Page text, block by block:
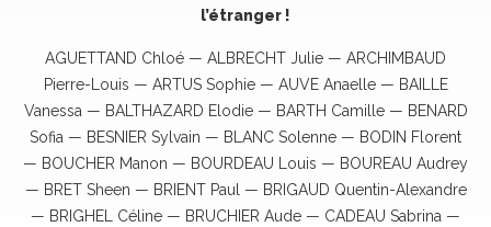
l’étranger !
AGUETTAND Chloé — ALBRECHT Julie — ARCHIMBAUD
Pierre-Louis — ARTUS Sophie — AUVE Anaelle — BAILLE
Vanessa — BALTHAZARD Elodie — BARTH Camille — BENARD
Sofia — BESNIER Sylvain — BLANC Solenne — BODIN Florent
— BOUCHER Manon — BOURDEAU Louis — BOUREAU Audrey
— BRET Sheen — BRIENT Paul — BRIGAUD Quentin-Alexandre
— BRIGHEL Céline — BRUCHIER Aude — CADEAU Sabrina —